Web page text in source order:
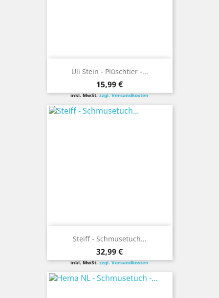
Uli Stein - Plüschtier -...
Preis
15,99 €
inkl. MwSt.zzgl. Versandkosten
Steiff - Schmusetuch...
Preis
32,99 €
inkl. MwSt.zzgl. Versandkosten